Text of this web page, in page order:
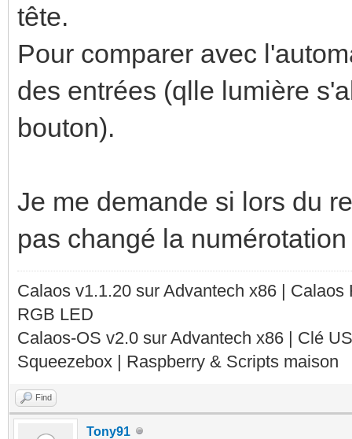
tête.
Pour comparer avec
des entrées (qlle lumière
bouton).
Je me demande si lors du
pas changé la
Calaos v1.1.20 sur Advantech x86 |
RGB LED
Calaos-OS v2.0 sur Advantech x86 | Clé
Squeezebox | Raspberry & Scripts maison
Find
Tony91